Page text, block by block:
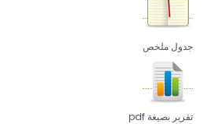
جدول ملخص
تقرير بصيغة pdf